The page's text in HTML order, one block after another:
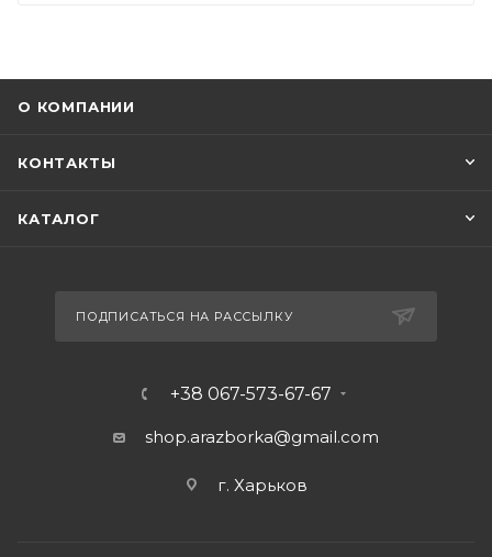
О КОМПАНИИ
КОНТАКТЫ
КАТАЛОГ
ПОДПИСАТЬСЯ НА РАССЫЛКУ
+38 067-573-67-67
shop.arazborka@gmail.com
г. Харьков